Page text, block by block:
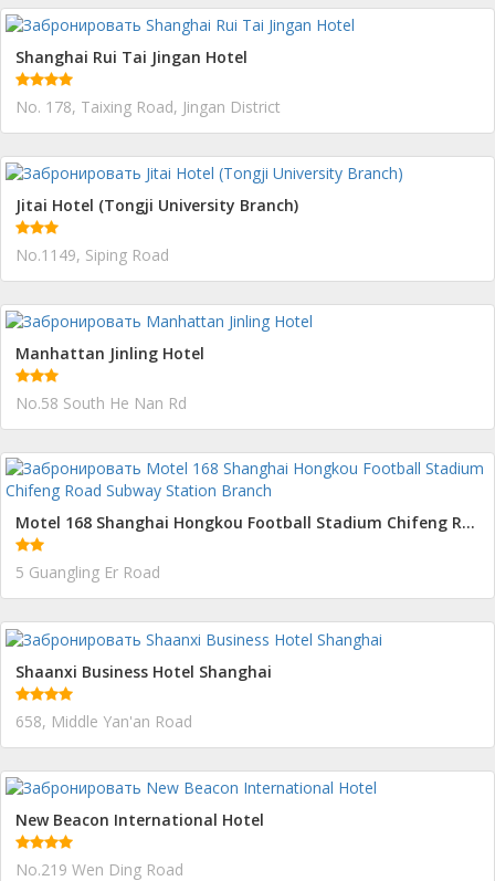
Shanghai Rui Tai Jingan Hotel
No. 178, Taixing Road, Jingan District
Jitai Hotel (Tongji University Branch)
No.1149, Siping Road
Manhattan Jinling Hotel
No.58 South He Nan Rd
Motel 168 Shanghai Hongkou Football Stadium Chifeng Road Subway Station Branch
5 Guangling Er Road
Shaanxi Business Hotel Shanghai
658, Middle Yan'an Road
New Beacon International Hotel
No.219 Wen Ding Road